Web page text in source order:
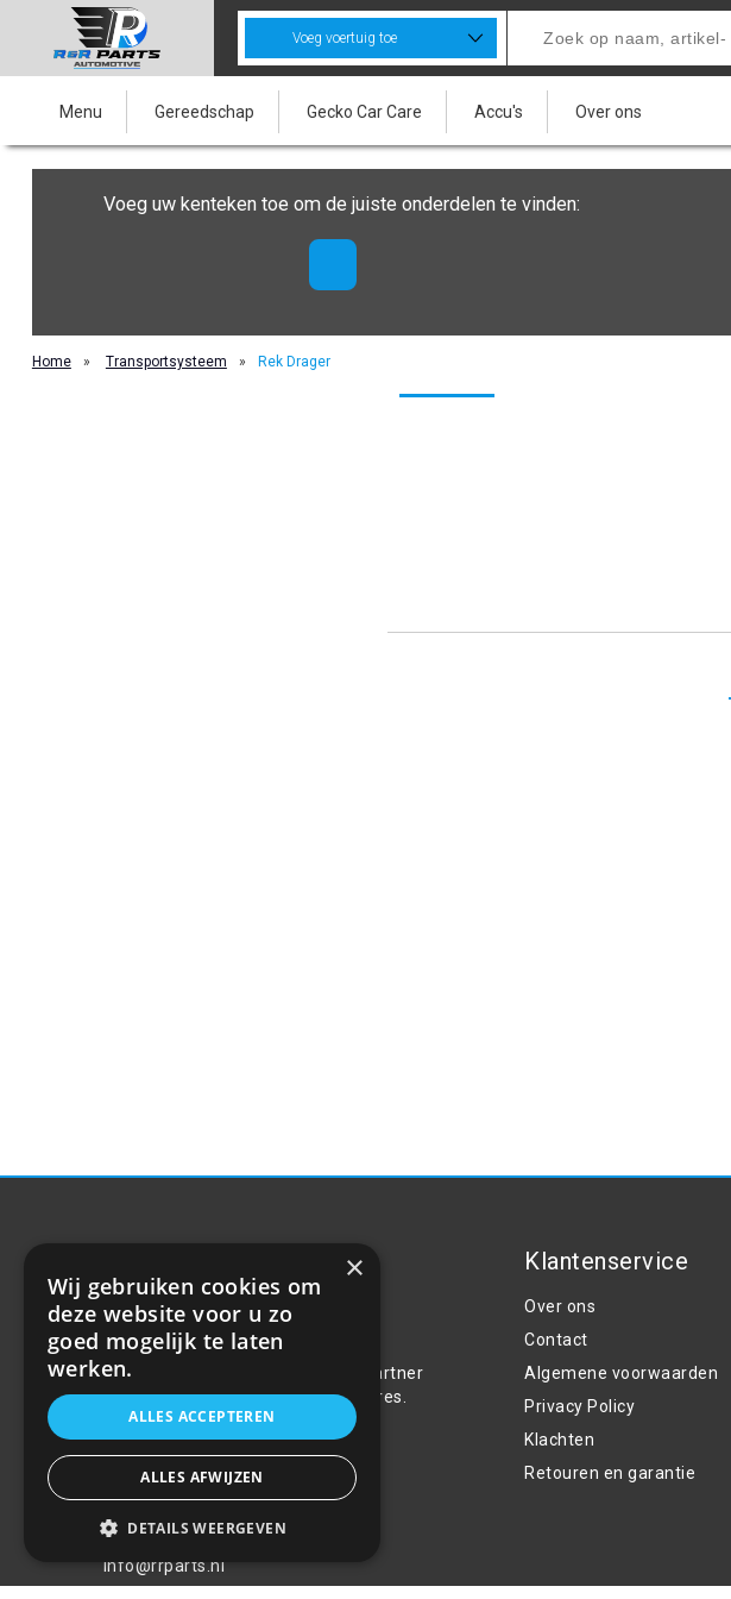
Voeg voertuig toe
Menu Gereedschap Gecko Car Care Accu's Over ons
Voeg uw kenteken toe om de juiste onderdelen te vinden:
Home » Transportsysteem » Rek Drager
Over ons
Welkom bij R&R Parts Automotive, uw partner
voor de aanschaf van alle auto accessoires.
Wij doen er alles aan de beste selectie,
service & prijs te bieden.
Contact
+31(0)85 486 83 17
info@rrparts.nl
Klantenservice
Over ons
Contact
Algemene voorwaarden
Privacy Policy
Klachten
Retouren en garantie
×
Wij gebruiken cookies om
deze website voor u zo
goed mogelijk te laten
werken.
ALLES ACCEPTEREN
ALLES AFWIJZEN
DETAILS WEERGEVEN